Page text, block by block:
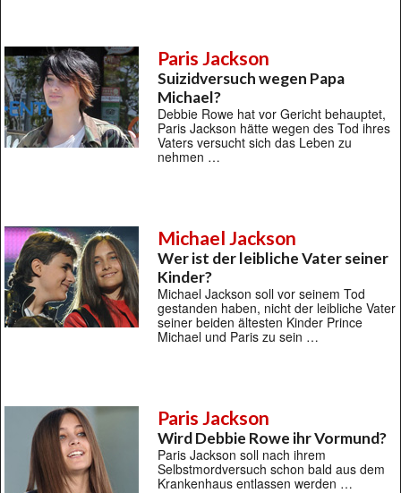
Paris Jackson
Suizidversuch wegen Papa
Michael?
Debbie Rowe hat vor Gericht behauptet,
Paris Jackson hätte wegen des Tod ihres
Vaters versucht sich das Leben zu
nehmen …
Michael Jackson
Wer ist der leibliche Vater seiner
Kinder?
Michael Jackson soll vor seinem Tod
gestanden haben, nicht der leibliche Vater
seiner beiden ältesten Kinder Prince
Michael und Paris zu sein …
Paris Jackson
Wird Debbie Rowe ihr Vormund?
Paris Jackson soll nach ihrem
Selbstmordversuch schon bald aus dem
Krankenhaus entlassen werden …